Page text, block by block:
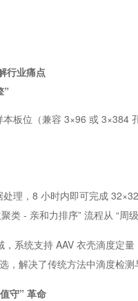
行业痛点
”
板位（兼容 3×96 或 3×384
理，8 小时内即可完成
- 亲和力排序” 流程从 “周级
系统支持 AAV 衣壳滴度定
，解决了传统方法中滴度检测
守” 革命